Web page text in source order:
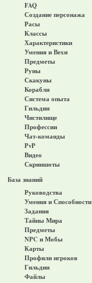
FAQ
Создание персонажа
Расы
Классы
Характеристики
Умения и Вехи
Предметы
Руны
Скакуны
Корабли
Система опыта
Гильдии
Чистилище
Профессии
Чат-команды
PvP
Видео
Скриншоты
База знаний
Руководства
Умения и Способности
Задания
Тайны Мира
Предметы
NPC и Мобы
Карты
Профили игроков
Гильдии
Файлы